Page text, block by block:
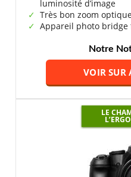
luminosité d’image
Très bon zoom
Appareil photo bridge
Notre
VOIR
LE